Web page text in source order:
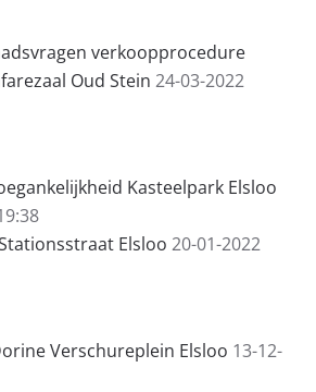
verkoopprocedure
Oud Stein 24-03-2022
Kasteelpark Elsloo
Elsloo 20-01-2022
Verschureplein Elsloo 13-12-